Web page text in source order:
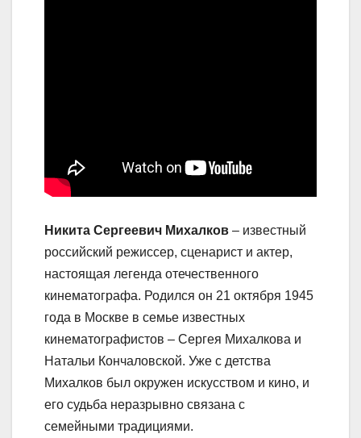
Никита Сергеевич Михалков – известный
российский режиссер, сценарист и актер,
настоящая легенда отечественного
кинематографа. Родился он 21 октября 1945
года в Москве в семье известных
кинематографистов – Сергея Михалкова и
Натальи Кончаловской. Уже с детства
Михалков был окружен искусством и кино, и
его судьба неразрывно связана с
семейными традициями.